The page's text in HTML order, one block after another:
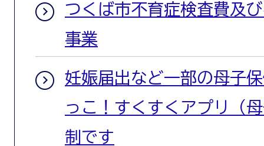
つくば市不育症検査費及
事業
妊娠届出など一部の母子
っこ！すくすくアプリ（
制です